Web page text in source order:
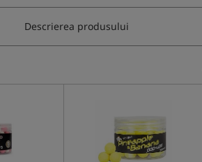
Descrierea produsului